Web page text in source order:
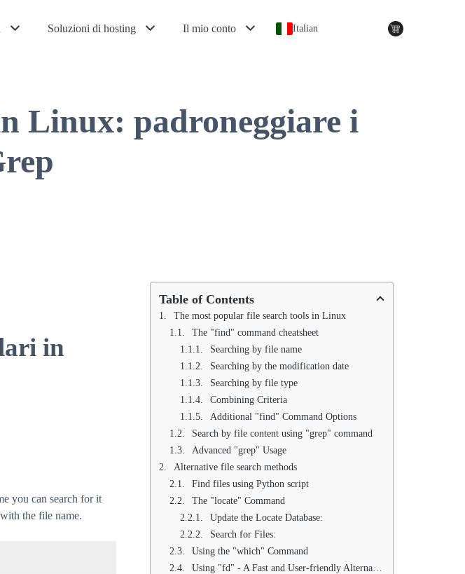
Soluzioni di hosting Il mio conto Italian
Linux: padroneggiare i
in
you can search for it
the file name.
Table of Contents
The most popular file search tools in Linux
The "find" command cheatsheet
Searching by file name
Searching by the modification date
Searching by file type
Combining Criteria
Additional "find" Command Options
Search by file content using "grep" command
Advanced "grep" Usage
Alternative file search methods
Find files using Python script
The "locate" Command
Update the Locate Database:
Search for Files:
Using the "which" Command
Using "fd" - A Fast and User-friendly Alternative to "find"